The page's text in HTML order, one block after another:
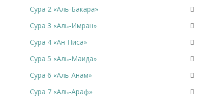
Сура 2 «Аль-Бакара»
Сура 3 «Аль-Имран»
Сура 4 «Ан-Ниса»
Сура 5 «Аль-Маида»
Сура 6 «Аль-Анам»
Сура 7 «Аль-Араф»